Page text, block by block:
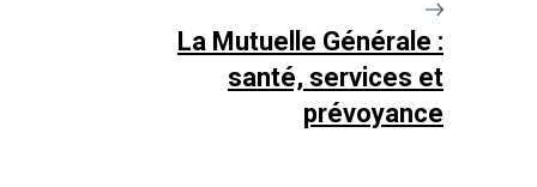
La Mutuelle Générale :
santé, services et
prévoyance